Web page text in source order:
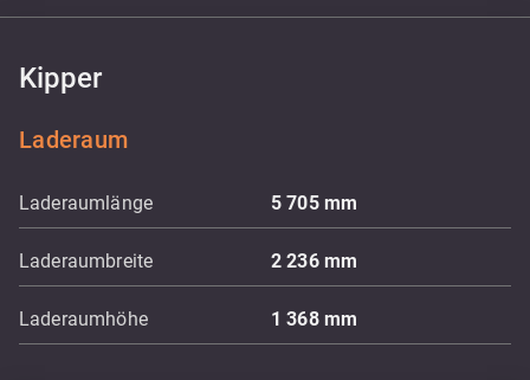
Kipper
Laderaum
Laderaumlänge 5 705 mm
Laderaumbreite 2 236 mm
Laderaumhöhe 1 368 mm